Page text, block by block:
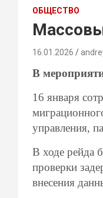
ОБЩЕСТВО
16.01.2026
В
16 января
управления,
В ходе рейда
проверки
внесения